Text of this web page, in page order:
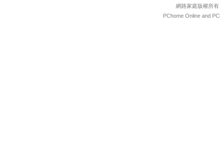
網路家庭版權所
PChome Online and